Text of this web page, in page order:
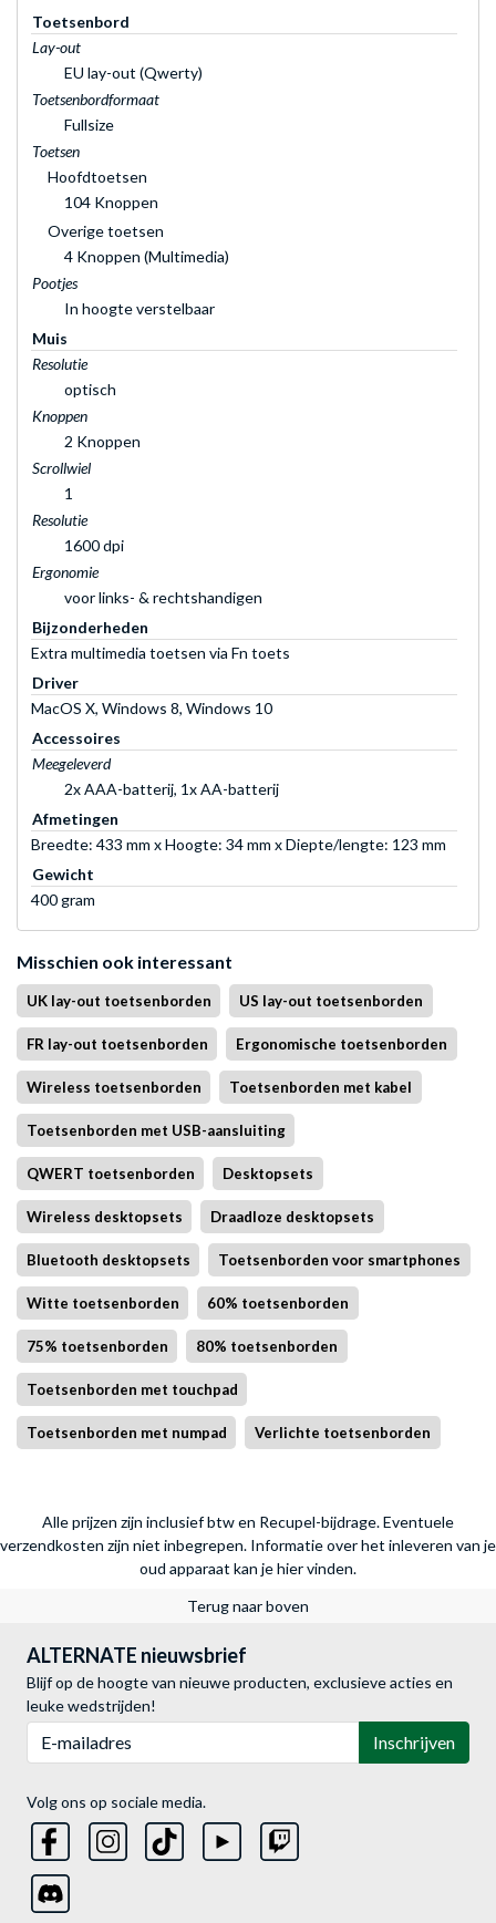
Toetsenbord
Lay-out
EU lay-out (Qwerty)
Toetsenbordformaat
Fullsize
Toetsen
Hoofdtoetsen
104 Knoppen
Overige toetsen
4 Knoppen (Multimedia)
Pootjes
In hoogte verstelbaar
Muis
Resolutie
optisch
Knoppen
2 Knoppen
Scrollwiel
1
Resolutie
1600 dpi
Ergonomie
voor links- & rechtshandigen
Bijzonderheden
Extra multimedia toetsen via Fn toets
Driver
MacOS X, Windows 8, Windows 10
Accessoires
Meegeleverd
2x AAA-batterij, 1x AA-batterij
Afmetingen
Breedte: 433 mm x Hoogte: 34 mm x Diepte/lengte: 123 mm
Gewicht
400 gram
Misschien ook interessant
UK lay-out toetsenborden US lay-out toetsenborden
FR lay-out toetsenborden Ergonomische toetsenborden
Wireless toetsenborden Toetsenborden met kabel
Toetsenborden met USB-aansluiting
QWERT toetsenborden Desktopsets
Wireless desktopsets Draadloze desktopsets
Bluetooth desktopsets Toetsenborden voor smartphones
Witte toetsenborden 60% toetsenborden
75% toetsenborden 80% toetsenborden
Toetsenborden met touchpad
Toetsenborden met numpad Verlichte toetsenborden
Alle prijzen zijn inclusief btw en Recupel-bijdrage. Eventuele
verzendkosten zijn niet inbegrepen. Informatie over het inleveren van je
oud apparaat kan je hier vinden.
Terug naar boven
ALTERNATE nieuwsbrief
Blijf op de hoogte van nieuwe producten, exclusieve acties en
leuke wedstrijden!
Inschrijven
Volg ons op sociale media.